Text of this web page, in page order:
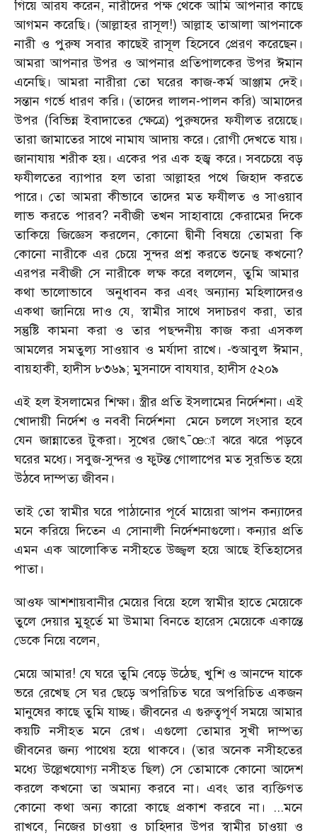
গিয়ে আরয করেন, নারীদের পক্ষ থেকে আমি আপনার কাছে
আগমন করেছি। (আল্লাহর রাসূল!) আল্লাহ তাআলা আপনাকে
নারী ও পুরুষ সবার কাছেই রাসূল হিসেবে প্রেরণ করেছেন।
আমরা আপনার উপর ও আপনার প্রতিপালকের উপর ঈমান
এনেছি। আমরা নারীরা তো ঘরের কাজ-কর্ম আঞ্জাম দেই।
সন্তান গর্ভে ধারণ করি। (তাদের লালন-পালন করি) আমাদের
উপর (বিভিন্ন ইবাদাতের ক্ষেত্রে) পুরুষদের ফযীলত রয়েছে।
তারা জামাতের সাথে নামায আদায় করে। রোগী দেখতে যায়।
জানাযায় শরীক হয়। একের পর এক হজ্ব করে। সবচেয়ে বড়
ফযীলতের ব্যাপার হল তারা আল্লাহর পথে জিহাদ করতে
পারে। তো আমরা কীভাবে তাদের মত ফযীলত ও সাওয়াব
লাভ করতে পারব? নবীজী তখন সাহাবায়ে কেরামের দিকে
তাকিয়ে জিজ্ঞেস করলেন, কোনো দ্বীনী বিষয়ে তোমরা কি
কোনো নারীকে এর চেয়ে সুন্দর প্রশ্ন করতে শুনেছ কখনো?
এরপর নবীজী সে নারীকে লক্ষ করে বললেন, তুমি আমার
কথা ভালোভাবে অনুধাবন কর এবং অন্যান্য মহিলাদেরও
একথা জানিয়ে দাও যে, স্বামীর সাথে সদাচরণ করা, তার
সন্তুষ্টি কামনা করা ও তার পছন্দনীয় কাজ করা এসকল
আমলের সমতুল্য সাওয়াব ও মর্যাদা রাখে। -শুআবুল ঈমান,
বায়হাকী, হাদীস ৮৩৬৯; মুসনাদে বাযযার, হাদীস ৫২০৯
এই হল ইসলামের শিক্ষা। স্ত্রীর প্রতি ইসলামের নির্দেশনা। এই
খোদায়ী নির্দেশ ও নববী নির্দেশনা মেনে চললে সংসার হবে
যেন জান্নাতের টুকরা। সুখের জোৎ¯œা ঝরে ঝরে পড়বে
ঘরের মধ্যে। সবুজ-সুন্দর ও ফুটন্ত গোলাপের মত সুরভিত হয়ে
উঠবে দাম্পত্য জীবন।
তাই তো স্বামীর ঘরে পাঠানোর পূর্বে মায়েরা আপন কন্যাদের
মনে করিয়ে দিতেন এ সোনালী নির্দেশনাগুলো। কন্যার প্রতি
এমন এক আলোকিত নসীহতে উজ্জ্বল হয়ে আছে ইতিহাসের
পাতা।
আওফ আশশায়বানীর মেয়ের বিয়ে হলে স্বামীর হাতে মেয়েকে
তুলে দেয়ার মুহূর্তে মা উমামা বিনতে হারেস মেয়েকে একান্তে
ডেকে নিয়ে বলেন,
মেয়ে আমার! যে ঘরে তুমি বেড়ে উঠেছ, খুশি ও আনন্দে যাকে
ভরে রেখেছ সে ঘর ছেড়ে অপরিচিত ঘরে অপরিচিত একজন
মানুষের কাছে তুমি যাচ্ছ। জীবনের এ গুরুত্বপূর্ণ সময়ে আমার
কয়টি নসীহত মনে রেখ। এগুলো তোমার সুখী দাম্পত্য
জীবনের জন্য পাথেয় হয়ে থাকবে। (তার অনেক নসীহতের
মধ্যে উল্লেখযোগ্য নসীহত ছিল) সে তোমাকে কোনো আদেশ
করলে কখনো তা অমান্য করবে না। এবং তার ব্যক্তিগত
কোনো কথা অন্য কারো কাছে প্রকাশ করবে না। ...মনে
রাখবে, নিজের চাওয়া ও চাহিদার উপর স্বামীর চাওয়া ও